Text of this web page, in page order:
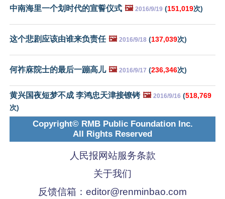
中南海里一个划时代的宣誓仪式 🖼️ 2016/9/19 (151,019次)
这个悲剧应该由谁来负责任 🖼️ 2016/9/18 (137,039次)
何祚庥院士的最后一蹦高儿 🖼️ 2016/9/17 (236,346次)
黄兴国夜短梦不成 李鸿忠天津接镣铐 🖼️ 2016/9/16 (518,769
次)
Copyright© RMB Public Foundation Inc.
All Rights Reserved
人民报网站服务条款
关于我们
反馈信箱： editor@renminbao.com